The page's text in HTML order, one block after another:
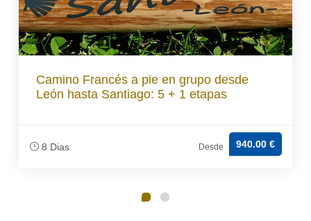
Camino Francés a pie en grupo desde
León hasta Santiago: 5 + 1 etapas
8 Dias Desde 940.00 €